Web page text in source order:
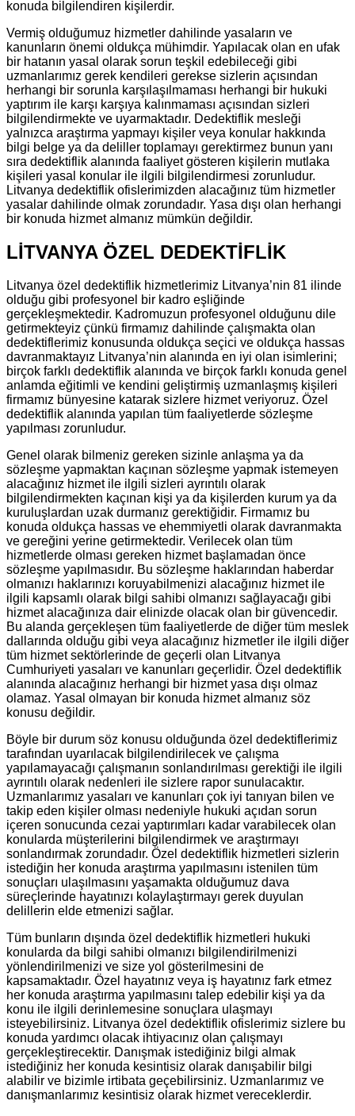
konuda bilgilendiren kişilerdir.
Vermiş olduğumuz hizmetler dahilinde yasaların ve
kanunların önemi oldukça mühimdir. Yapılacak olan en ufak
bir hatanın yasal olarak sorun teşkil edebileceği gibi
uzmanlarımız gerek kendileri gerekse sizlerin açısından
herhangi bir sorunla karşılaşılmaması herhangi bir hukuki
yaptırım ile karşı karşıya kalınmaması açısından sizleri
bilgilendirmekte ve uyarmaktadır. Dedektiflik mesleği
yalnızca araştırma yapmayı kişiler veya konular hakkında
bilgi belge ya da deliller toplamayı gerektirmez bunun yanı
sıra dedektiflik alanında faaliyet gösteren kişilerin mutlaka
kişileri yasal konular ile ilgili bilgilendirmesi zorunludur.
Litvanya dedektiflik ofislerimizden alacağınız tüm hizmetler
yasalar dahilinde olmak zorundadır. Yasa dışı olan herhangi
bir konuda hizmet almanız mümkün değildir.
LİTVANYA ÖZEL DEDEKTİFLİK
Litvanya özel dedektiflik hizmetlerimiz Litvanya’nin 81 ilinde
olduğu gibi profesyonel bir kadro eşliğinde
gerçekleşmektedir. Kadromuzun profesyonel olduğunu dile
getirmekteyiz çünkü firmamız dahilinde çalışmakta olan
dedektiflerimiz konusunda oldukça seçici ve oldukça hassas
davranmaktayız Litvanya’nin alanında en iyi olan isimlerini;
birçok farklı dedektiflik alanında ve birçok farklı konuda genel
anlamda eğitimli ve kendini geliştirmiş uzmanlaşmış kişileri
firmamız bünyesine katarak sizlere hizmet veriyoruz. Özel
dedektiflik alanında yapılan tüm faaliyetlerde sözleşme
yapılması zorunludur.
Genel olarak bilmeniz gereken sizinle anlaşma ya da
sözleşme yapmaktan kaçınan sözleşme yapmak istemeyen
alacağınız hizmet ile ilgili sizleri ayrıntılı olarak
bilgilendirmekten kaçınan kişi ya da kişilerden kurum ya da
kuruluşlardan uzak durmanız gerektiğidir. Firmamız bu
konuda oldukça hassas ve ehemmiyetli olarak davranmakta
ve gereğini yerine getirmektedir. Verilecek olan tüm
hizmetlerde olması gereken hizmet başlamadan önce
sözleşme yapılmasıdır. Bu sözleşme haklarından haberdar
olmanızı haklarınızı koruyabilmenizi alacağınız hizmet ile
ilgili kapsamlı olarak bilgi sahibi olmanızı sağlayacağı gibi
hizmet alacağınıza dair elinizde olacak olan bir güvencedir.
Bu alanda gerçekleşen tüm faaliyetlerde de diğer tüm meslek
dallarında olduğu gibi veya alacağınız hizmetler ile ilgili diğer
tüm hizmet sektörlerinde de geçerli olan Litvanya
Cumhuriyeti yasaları ve kanunları geçerlidir. Özel dedektiflik
alanında alacağınız herhangi bir hizmet yasa dışı olmaz
olamaz. Yasal olmayan bir konuda hizmet almanız söz
konusu değildir.
Böyle bir durum söz konusu olduğunda özel dedektiflerimiz
tarafından uyarılacak bilgilendirilecek ve çalışma
yapılamayacağı çalışmanın sonlandırılması gerektiği ile ilgili
ayrıntılı olarak nedenleri ile sizlere rapor sunulacaktır.
Uzmanlarımız yasaları ve kanunları çok iyi tanıyan bilen ve
takip eden kişiler olması nedeniyle hukuki açıdan sorun
içeren sonucunda cezai yaptırımları kadar varabilecek olan
konularda müşterilerini bilgilendirmek ve araştırmayı
sonlandırmak zorundadır. Özel dedektiflik hizmetleri sizlerin
istediğin her konuda araştırma yapılmasını istenilen tüm
sonuçları ulaşılmasını yaşamakta olduğumuz dava
süreçlerinde hayatınızı kolaylaştırmayı gerek duyulan
delillerin elde etmenizi sağlar.
Tüm bunların dışında özel dedektiflik hizmetleri hukuki
konularda da bilgi sahibi olmanızı bilgilendirilmenizi
yönlendirilmenizi ve size yol gösterilmesini de
kapsamaktadır. Özel hayatınız veya iş hayatınız fark etmez
her konuda araştırma yapılmasını talep edebilir kişi ya da
konu ile ilgili derinlemesine sonuçlara ulaşmayı
isteyebilirsiniz. Litvanya özel dedektiflik ofislerimiz sizlere bu
konuda yardımcı olacak ihtiyacınız olan çalışmayı
gerçekleştirecektir. Danışmak istediğiniz bilgi almak
istediğiniz her konuda kesintisiz olarak danışabilir bilgi
alabilir ve bizimle irtibata geçebilirsiniz. Uzmanlarımız ve
danışmanlarımız kesintisiz olarak hizmet vereceklerdir.